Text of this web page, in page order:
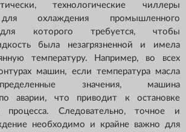
технологические чиллеры
для охлаждения промышленного
для которого требуется, чтобы
была незагрязненной и имела
температуру. Например, во всех
машин, если температура масла
значения, машина
по аварии, что приводит к остановке
процесса. Следовательно, точное и
необходимо и крайне важно для